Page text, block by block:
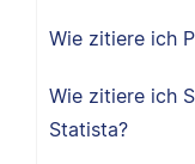
Wie zitiere ich
Wie zitiere ich
Statista?